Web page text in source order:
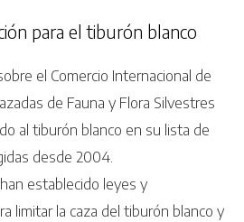
para el tiburón blanco
el Comercio Internacional de
de Fauna y Flora Silvestres
al tiburón blanco en su lista de
desde 2004.
establecido leyes y
limitar la caza del tiburón blanco y